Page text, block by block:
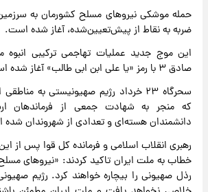
حمله موشکی نیروهای مسلح کشورمان به
ضربه به نقاط از پیش‌تعیین‌شده، آغاز شده است.
این موج جدید عملیات تهاجمی ترکیبی انبوه
صادق ۳ با رمز «یا علی ابن ابی طالب» آغاز شده است.
سحرگاه ۲۳ خرداد رژیم صهیونیستی به
که منجر به شهادت جمعی از فرماندهان
دانشمندان هسته‌ای و تعدادی از شهروندان شده‌
رهبری انقلاب اسلامی و فرمانده کل قوا پس از این
خطاب به ملت ایران تاکید کردند: «نیروهای
رذل صهیونی را بیچاره خواهند کرد. رژیم صهیونی